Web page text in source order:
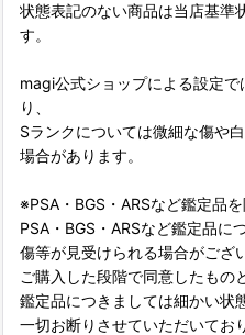
状態表記のない商品は当店基準
す。
magi公式ショップによる設定
り、
Sランクについては微細な傷や
場合があります。
※PSA・BGS・ARSなど鑑定品を
PSA・BGS・ARSなど鑑定品に
傷等が見受けられる場合がござ
ご購入した段階で同意したもの
鑑定品につきましては細かい状
一切お断りさせていただいてお